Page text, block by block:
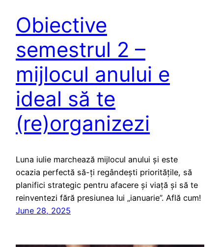
Obiective
semestrul 2 –
mijlocul anului e
ideal să te
(re)organizezi
Luna iulie marchează mijlocul anului și este
ocazia perfectă să-ți regândești prioritățile, să
planifici strategic pentru afacere și viață și să te
reinventezi fără presiunea lui „ianuarie”. Află cum!
June 28, 2025